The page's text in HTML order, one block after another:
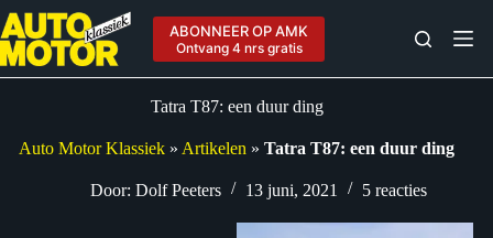
Ga
naar
de
inhoud
ABONNEER OP AMK
Ontvang 4 nrs gratis
Tatra T87: een duur ding
Auto Motor Klassiek » Artikelen »Tatra T87: een duur ding
Door: Dolf Peeters 13 juni, 2021 5 reacties